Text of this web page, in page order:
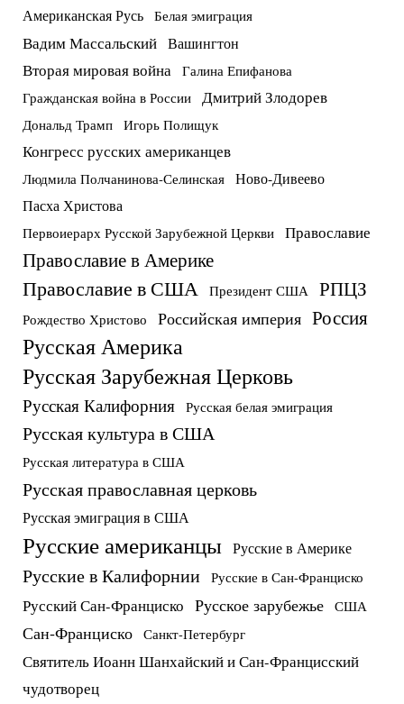
Американская Русь Белая эмиграция
Вадим Массальский Вашингтон
Вторая мировая война Галина Епифанова
Гражданская война в России Дмитрий Злодорев
Дональд Трамп Игорь Полищук
Конгресс русских американцев
Людмила Полчанинова-Селинская Ново-Дивеево
Пасха Христова
Первоиерарх Русской Зарубежной Церкви Православие
Православие в Америке
Православие в США Президент США РПЦЗ
Рождество Христово Российская империя Россия
Русская Америка
Русская Зарубежная Церковь
Русская Калифорния Русская белая эмиграция
Русская культура в США
Русская литература в США
Русская православная церковь
Русская эмиграция в США
Русские американцы Русские в Америке
Русские в Калифорнии Русские в Сан-Франциско
Русский Сан-Франциско Русское зарубежье США
Сан-Франциско Санкт-Петербург
Святитель Иоанн Шанхайский и Сан-Францисский
чудотворец